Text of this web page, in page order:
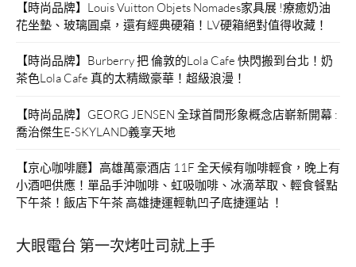
【時尚品牌】Louis Vuitton Objets Nomades家具展 !療癒奶油
花坐墊、玻璃圓桌，還有經典硬箱！LV硬箱絕對值得收藏！
【時尚品牌】Burberry 把 倫敦的Lola Cafe 快閃搬到台北！奶
茶色Lola Cafe 真的太精緻豪華！超級浪漫！
【時尚品牌】GEORG JENSEN 全球首間形象概念店嶄新開幕 :
喬治傑生E-SKYLAND義享天地
【京心咖啡廳】高雄萬豪酒店 11F 全天候有咖啡輕食，晚上有
小酒吧供應！單品手沖咖啡、虹吸咖啡、冰滴萃取、輕食餐點
下午茶！飯店下午茶 高雄捷運輕軌凹子底捷運站 ！
大眼電台 第一次烤吐司就上手